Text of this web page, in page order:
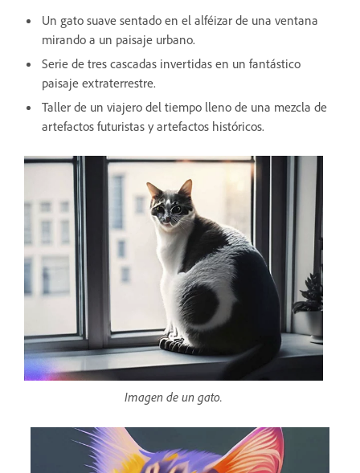
Un gato suave sentado en el alféizar de una ventana
mirando a un paisaje urbano.
Serie de tres cascadas invertidas en un fantástico
paisaje extraterrestre.
Taller de un viajero del tiempo lleno de una mezcla de
artefactos futuristas y artefactos históricos.
Imagen de un gato.